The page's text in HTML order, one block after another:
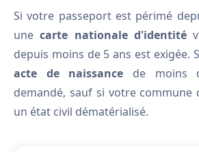
Si votre passeport est périmé
unecarte nationale d'identité
depuis moins de 5 ans est exigée.
acte de naissance de moins
demandé, sauf si votre commune
un état civil dématérialisé.